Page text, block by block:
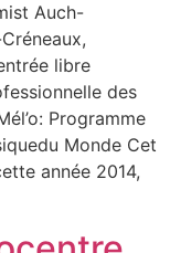
Auch-
libre
des
Programme
Monde Cet
année 2014,